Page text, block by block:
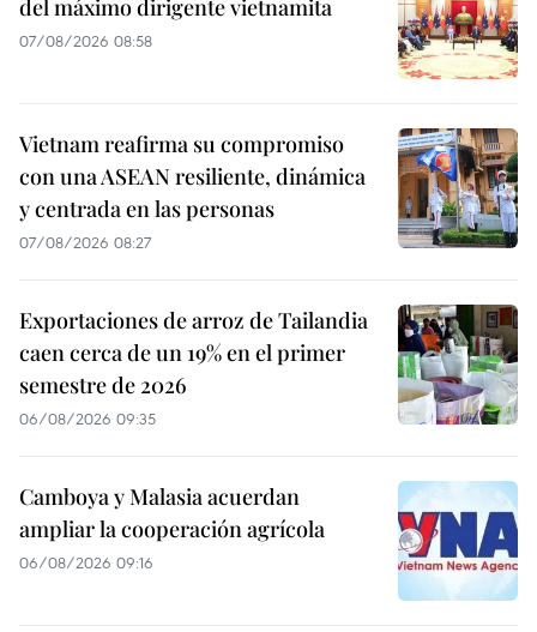
del máximo dirigente vietnamita
07/08/2026 08:58
Vietnam reafirma su compromiso
con una ASEAN resiliente, dinámica
y centrada en las personas
07/08/2026 08:27
Exportaciones de arroz de Tailandia
caen cerca de un 19% en el primer
semestre de 2026
06/08/2026 09:35
Camboya y Malasia acuerdan
ampliar la cooperación agrícola
06/08/2026 09:16